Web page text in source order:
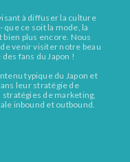
à diffuser la culture
que ce soit la mode, la
plus encore. Nous
venir visiter notre beau
fans du Japon !
typique du Japon et
leur stratégie de
de marketing,
inbound et outbound.